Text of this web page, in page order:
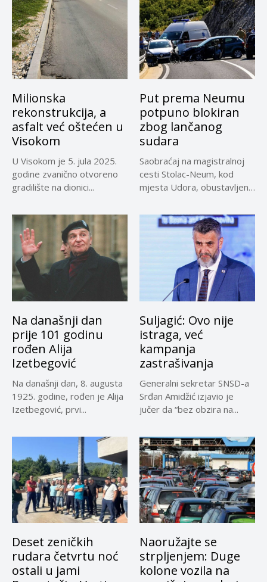
Milionska
rekonstrukcija, a
asfalt već oštećen u
Visokom
U Visokom je 5. jula 2025.
godine zvanično otvoreno
gradilište na dionici...
Put prema Neumu
potpuno blokiran
zbog lančanog
sudara
Saobraćaj na magistralnoj
cesti Stolac-Neum, kod
mjesta Udora, obustavljen
Na današnji dan
prije 101 godinu
rođen Alija
Izetbegović
Na današnji dan, 8. augusta
1925. godine, rođen je Alija
Izetbegović, prvi...
Suljagić: Ovo nije
istraga, već
kampanja
zastrašivanja
Generalni sekretar SNSD-a
Srđan Amidžić izjavio je
jučer da “bez obzira na...
Deset zeničkih
rudara četvrtu noć
ostali u jami
Naoružajte se
strpljenjem: Duge
kolone vozila na